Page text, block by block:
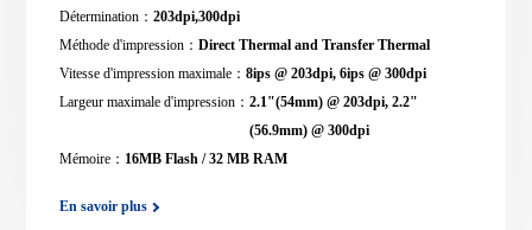
Détermination：203dpi,300dpi
Méthode d'impression：Direct Thermal and Transfer Thermal
Vitesse d'impression maximale：8ips @ 203dpi, 6ips @ 300dpi
Largeur maximale d'impression：2.1"(54mm) @ 203dpi, 2.2"
(56.9mm) @ 300dpi
Mémoire： 16MB Flash / 32 MB RAM
En savoir plus